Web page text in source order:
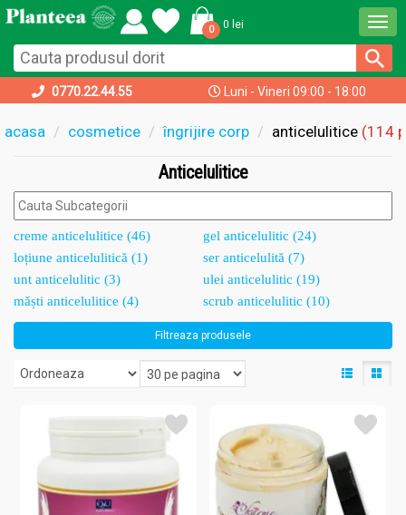
0 0 lei
0770.22.44.55 Luni - Vineri 09:00 - 18:00
acasa cosmetice îngrijire corp anticelulitice (114
Anticelulitice
creme anticelulitice (46)
gel anticelulitic (24)
loțiune anticelulitică (1)
ser anticelulită (7)
unt anticelulitic (3)
ulei anticelulitic (19)
măști anticelulitice (4)
scrub anticelulitic (10)
Filtreaza produsele